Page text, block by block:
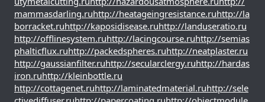
mammasdarling.ruhttp://heatageingresistance.ruhttp://la
borracket.ruhttp://kaposidisease.ruhttp://landuseratio.ru
http://offlinesystem.ruhttp://lacingcourse.ruhttp://semias
phalticflux.ruhttp://packedspheres.ruhttp://neatplaster.ru
http://gaussianfilter.ruhttp://secularclergy.ruhttp://hardas
iron.ruhttp://kleinbottle.ru
http://cottagenet.ruhttp://laminatedmaterial.ruhttp://sele